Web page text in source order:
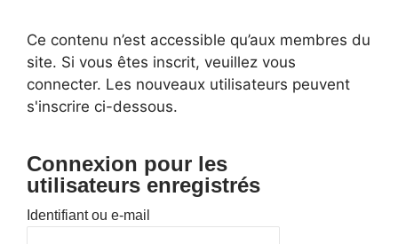
Ce contenu n’est accessible qu’aux membres du
site. Si vous êtes inscrit, veuillez vous
connecter. Les nouveaux utilisateurs peuvent
s'inscrire ci-dessous.
Connexion pour les
utilisateurs enregistrés
Identifiant ou e-mail